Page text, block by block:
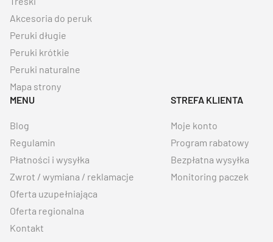
Akcesoria do peruk
Peruki długie
Peruki krótkie
Peruki naturalne
Mapa strony
MENU
Blog
Regulamin
Płatności i wysyłka
Zwrot / wymiana / reklamacje
Oferta uzupełniająca
Oferta regionalna
Kontakt
STREFA KLIENTA
Moje konto
Program rabatowy
Bezpłatna wysyłka
Monitoring paczek